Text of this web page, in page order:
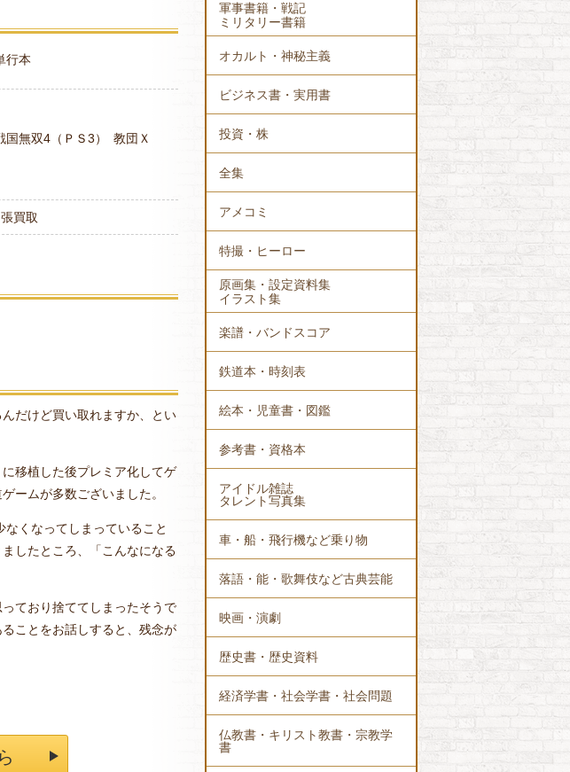
行本
国無双4（ＰＳ3） 教団Ｘ
買取
だけど買い取れますか、とい
移植した後プレミア化してゲ
ームが多数ございました。
くなってしまっていること
したところ、「こんなになる
ており捨ててしまったそうで
ことをお話しすると、残念が
軍事書籍・戦記
ミリタリー書籍
オカルト・神秘主義
ビジネス書・実用書
投資・株
全集
アメコミ
特撮・ヒーロー
原画集・設定資料集
イラスト集
楽譜・バンドスコア
鉄道本・時刻表
絵本・児童書・図鑑
参考書・資格本
アイドル雑誌
タレント写真集
車・船・飛行機など乗り物
落語・能・歌舞伎など古典芸能
映画・演劇
歴史書・歴史資料
経済学書・社会学書・社会問題
仏教書・キリスト教書・宗教学
書